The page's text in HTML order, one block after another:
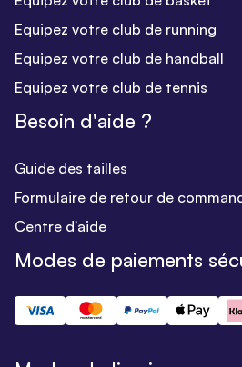
Equipez votre club de running
Equipez votre club de handball
Equipez votre club de tennis
Besoin d'aide ?
Guide des tailles
Formulaire de retour de
Centre d'aide
Modes de paiements